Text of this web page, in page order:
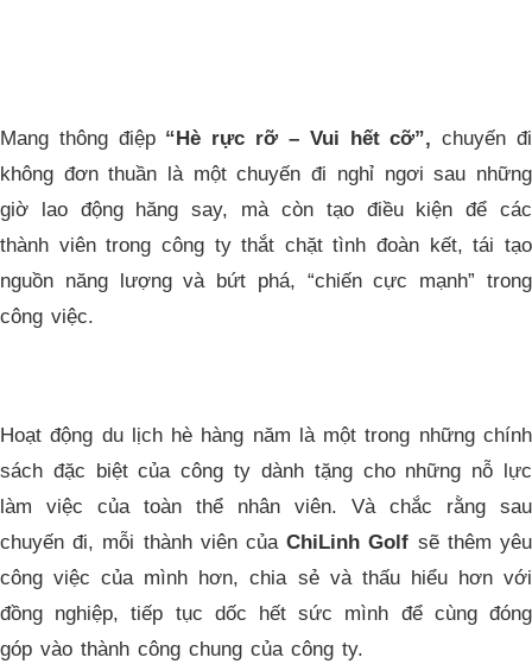
Mang thông điệp“Hè rực rỡ – Vui hết cỡ”, chuyến đi
không đơn thuần là một chuyến đi nghỉ ngơi sau những
giờ lao động hăng say, mà còn tạo điều kiện để các
thành viên trong công ty thắt chặt tình đoàn kết, tái tạo
nguồn năng lượng và bứt phá, “chiến cực mạnh” trong
công việc.
Hoạt động du lịch hè hàng năm là một trong những chính
sách đặc biệt của công ty dành tặng cho những nỗ lực
làm việc của toàn thể nhân viên. Và chắc rằng sau
chuyến đi, mỗi thành viên củaChiLinh Golf sẽ thêm yêu
công việc của mình hơn, chia sẻ và thấu hiểu hơn với
đồng nghiệp, tiếp tục dốc hết sức mình để cùng đóng
góp vào thành công chung của công ty.